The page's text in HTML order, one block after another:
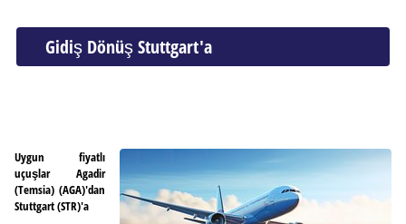
Gidiş Dönüş Stuttgart'a
Uygun fiyatlı
uçuşlar Agadir
(Temsia) (AGA)'dan
Stuttgart (STR)'a